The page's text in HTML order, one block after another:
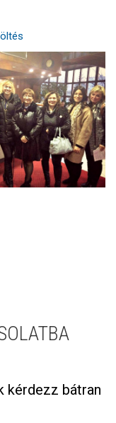
kérdezz bátran